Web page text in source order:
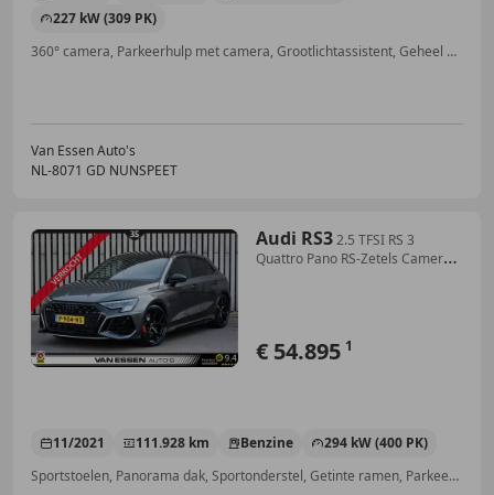
227 kW (309 PK)
360° camera, Parkeerhulp met camera, Grootlichtassistent, Geheel digitaal combi-instrument, LED verlichting, Verkeersbordherkenning, Airbag bestuurder, Schakelflippers
Van Essen Auto's
NL-8071 GD NUNSPEET
Audi RS32.5 TFSI RS 3
Quattro Pano RS-Zetels Camera
€ 54.895 1
11/2021 111.928 km Benzine
294 kW (400 PK)
Sportstoelen, Panorama dak, Sportonderstel, Getinte ramen, Parkeerhulp met camera, Head-up display, Navigatiesysteem, Elektrische achterklep